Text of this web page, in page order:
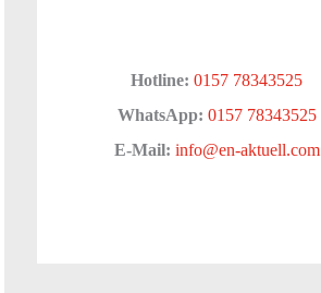
Hotline: 0157 78343525
WhatsApp: 0157 78343525
E-Mail: info@en-aktuell.com